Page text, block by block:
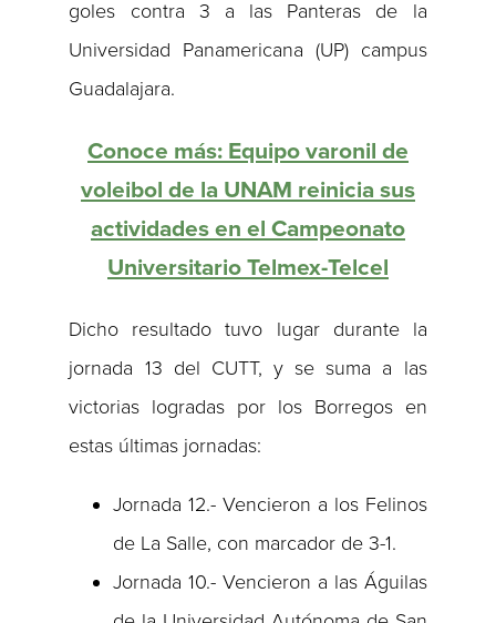
goles contra 3 a las Panteras de la
Universidad Panamericana (UP) campus
Guadalajara.
Conoce más: Equipo varonil de
voleibol de la UNAM reinicia sus
actividades en el Campeonato
Universitario Telmex-Telcel
Dicho resultado tuvo lugar durante la
jornada 13 del CUTT, y se suma a las
victorias logradas por los Borregos en
estas últimas jornadas:
Jornada 12.- Vencieron a los Felinos
de La Salle, con marcador de 3-1.
Jornada 10.- Vencieron a las Águilas